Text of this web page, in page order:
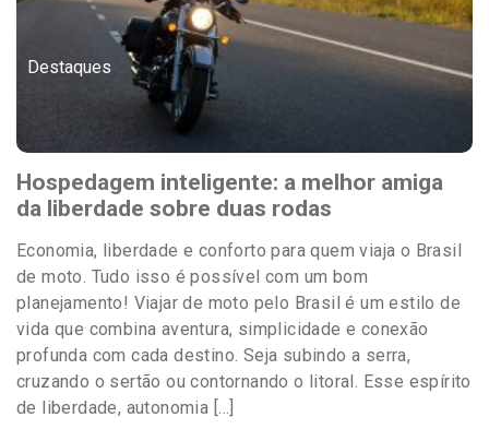
Destaques
Hospedagem inteligente: a melhor amiga
da liberdade sobre duas rodas
Economia, liberdade e conforto para quem viaja o Brasil
de moto. Tudo isso é possível com um bom
planejamento! Viajar de moto pelo Brasil é um estilo de
vida que combina aventura, simplicidade e conexão
profunda com cada destino. Seja subindo a serra,
cruzando o sertão ou contornando o litoral. Esse espírito
de liberdade, autonomia […]